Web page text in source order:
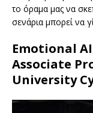
το όραμα μας να
σενάρια μπορεί να
Emotional
Associate
University